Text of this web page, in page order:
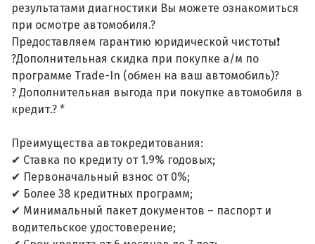
результатами диагностики Вы можете ознакомиться
при осмотре автомобиля.?
Предоставляем гарантию юридической чистоты❗
?Дополнительная скидка при покупке а/м по
программе Trade-In (обмен на ваш автомобиль)?
? Дополнительная выгода при покупке автомобиля в
кредит.? *
Преимущества автокредитования:
✔ Ставка по кредиту от 1.9% годовых;
✔ Первоначальный взнос от 0%;
✔ Более 38 кредитных программ;
✔ Минимальный пакет документов – паспорт и
водительское удостоверение;